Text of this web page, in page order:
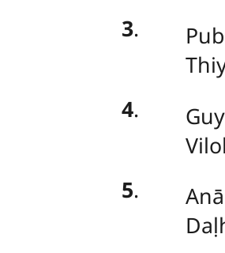
3.
4.
5.